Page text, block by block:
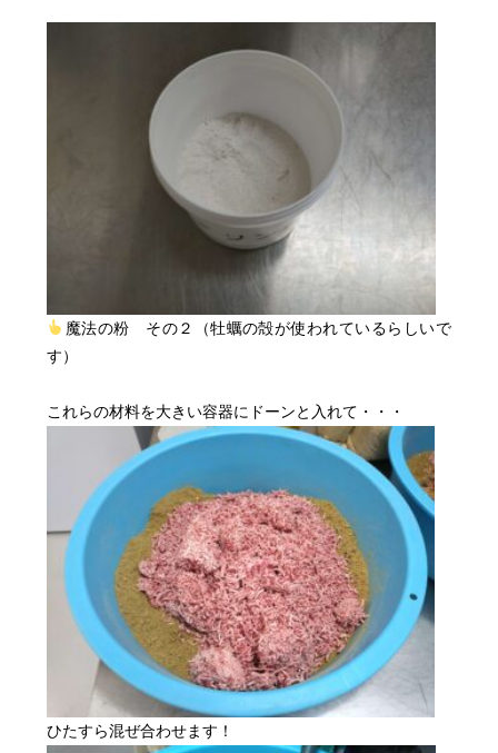
魔法の粉 その２（牡蠣の殻が使われているらしいで
す）
これらの材料を大きい容器にドーンと入れて・・・
ひたすら混ぜ合わせます！